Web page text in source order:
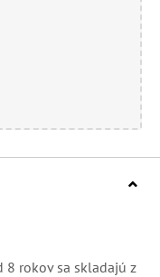
8 rokov sa skladajú z